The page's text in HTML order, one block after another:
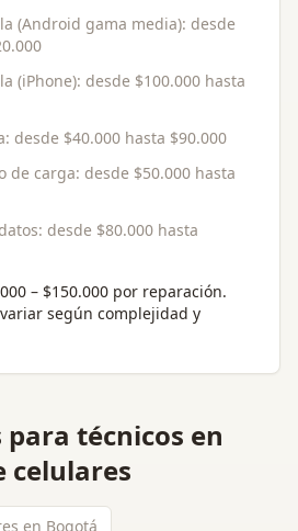
(Android gama media): desde
(iPhone): desde $100.000 hasta
: desde $40.000 hasta $90.000
de carga: desde $50.000 hasta
: desde $80.000 hasta
– $150.000 por reparación.
según complejidad y
para técnicos en
celulares
en Bogotá